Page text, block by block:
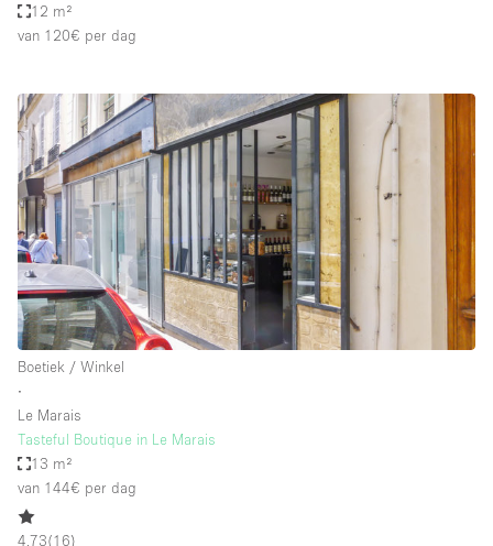
12 m²
van 120€ per dag
Boetiek / Winkel
∙
Le Marais
Tasteful Boutique in Le Marais
13 m²
van 144€ per dag
4.73(16)